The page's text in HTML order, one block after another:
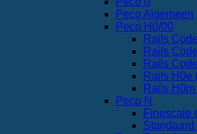
Peco Algemeen
Peco H0/00
Rails
Rails
Rails
Rails H0e
Rails
Peco N
Finescale